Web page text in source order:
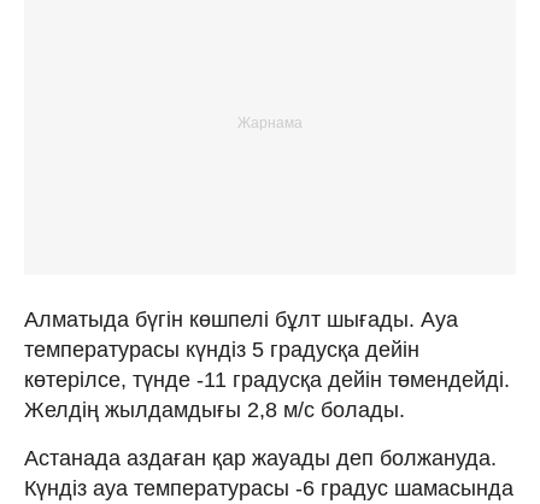
Алматыда бүгін көшпелі бұлт шығады. Ауа
температурасы күндіз 5 градусқа дейін
көтерілсе, түнде -11 градусқа дейін төмендейді.
Желдің жылдамдығы 2,8 м/с болады.
Астанада аздаған қар жауады деп болжануда.
Күндіз ауа температурасы -6 градус шамасында